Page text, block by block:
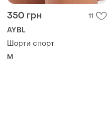
350 грн 11
AYBL
Шорти спорт
M